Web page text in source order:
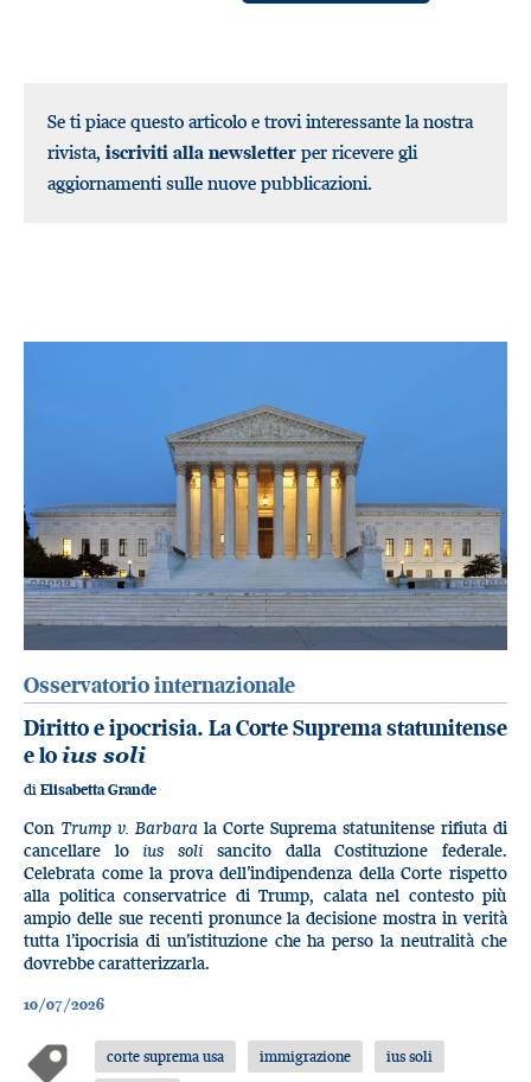
Se ti piace questo articolo e trovi interessante la nostra
rivista, iscriviti alla newsletter per ricevere gli
aggiornamenti sulle nuove pubblicazioni.
Osservatorio internazionale
Diritto e ipocrisia. La Corte Suprema statunitense
e loius soli
di Elisabetta Grande
Con Trump v. Barbara la Corte Suprema statunitense rifiuta di
cancellare loius soli sancito dalla Costituzione federale.
Celebrata come la prova dell’indipendenza della Corte rispetto
alla politica conservatrice di Trump, calata nel contesto più
ampio delle sue recenti pronunce la decisione mostra in verità
tutta l’ipocrisia di un’istituzione che ha perso la neutralità che
dovrebbe caratterizzarla.
10/07/2026
corte suprema usa immigrazione
ius soli